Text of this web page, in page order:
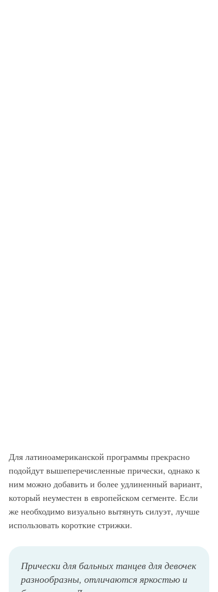
Для латиноамериканской программы прекрасно
подойдут вышеперечисленные прически, однако к
ним можно добавить и более удлиненный вариант,
который неуместен в европейском сегменте. Если
же необходимо визуально вытянуть силуэт, лучше
использовать короткие стрижки.
Прически для бальных танцев для девочек
разнообразны, отличаются яркостью и